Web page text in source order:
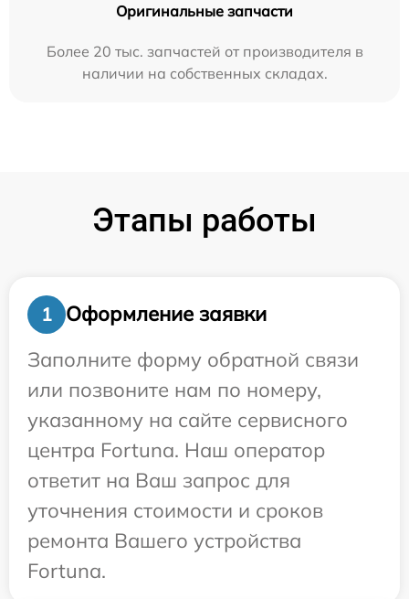
Оригинальные запчасти
Более 20 тыс. запчастей от производителя в
наличии на собственных складах.
Этапы работы
1
Оформление заявки
Заполните форму обратной связи
или позвоните нам по номеру,
указанному на сайте сервисного
центра Fortuna. Наш оператор
ответит на Ваш запрос для
уточнения стоимости и сроков
ремонта Вашего устройства
Fortuna.